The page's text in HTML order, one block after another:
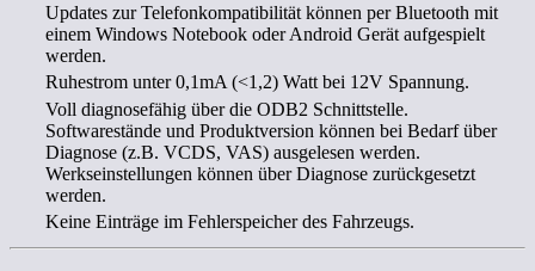
Updates zur Telefonkompatibilität können per Bluetooth mit
einem Windows Notebook oder Android Gerät aufgespielt
werden.
Ruhestrom unter 0,1mA (<1,2) Watt bei 12V Spannung.
Voll diagnosefähig über die ODB2 Schnittstelle.
Softwarestände und Produktversion können bei Bedarf über
Diagnose (z.B. VCDS, VAS) ausgelesen werden.
Werkseinstellungen können über Diagnose zurückgesetzt
werden.
Keine Einträge im Fehlerspeicher des Fahrzeugs.